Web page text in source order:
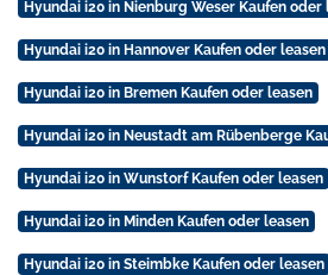
Hyundai i20 in Nienburg Weser Kaufen oder
Hyundai i20 in Hannover Kaufen oder leasen
Hyundai i20 in Bremen Kaufen oder leasen
Hyundai i20 in Neustadt am Rübenberge
Hyundai i20 in Wunstorf Kaufen oder leasen
Hyundai i20 in Minden Kaufen oder leasen
Hyundai i20 in Steimbke Kaufen oder leasen